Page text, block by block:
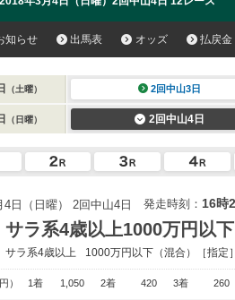
知らせ 出馬表 オッズ 払戻金
（土曜） 2回中山3日
（日曜） 2回中山4日
4日（日曜） 2回中山4日 発走時刻： 16時
サラ系4歳以上1000万円以下
サラ系4歳以上 1000万円以下 （混合）［指定
） 1着 1,050 2着 420 3着 260